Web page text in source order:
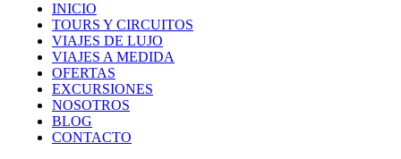
INICIO
TOURS Y CIRCUITOS
VIAJES DE LUJO
VIAJES A MEDIDA
OFERTAS
EXCURSIONES
NOSOTROS
BLOG
CONTACTO